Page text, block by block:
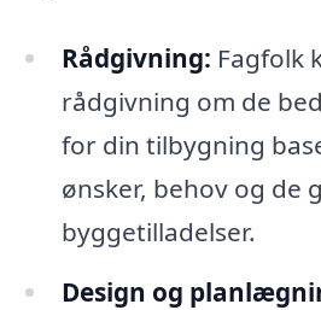
Rådgivning: Fagfolk
rådgivning om de
for din tilbygning
ønsker, behov og de
byggetilladelser.
Design og